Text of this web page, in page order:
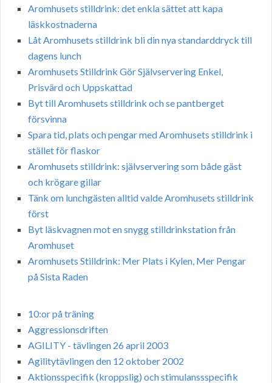
Aromhusets stilldrink: det enkla sättet att kapa
läskkostnaderna
Låt Aromhusets stilldrink bli din nya standarddryck till
dagens lunch
Aromhusets Stilldrink Gör Självservering Enkel,
Prisvärd och Uppskattad
Byt till Aromhusets stilldrink och se pantberget
försvinna
Spara tid, plats och pengar med Aromhusets stilldrink i
stället för flaskor
Aromhusets stilldrink: självservering som både gäst
och krögare gillar
Tänk om lunchgästen alltid valde Aromhusets stilldrink
först
Byt läskvagnen mot en snygg stilldrinkstation från
Aromhuset
Aromhusets Stilldrink: Mer Plats i Kylen, Mer Pengar
på Sista Raden
10:or på träning
Aggressionsdriften
AGILITY - tävlingen 26 april 2003
Agilitytävlingen den 12 oktober 2002
Aktionsspecifik (kroppslig) och stimulanssspecifik